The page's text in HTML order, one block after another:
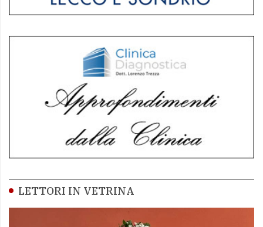
LETTORI IN VETRINA